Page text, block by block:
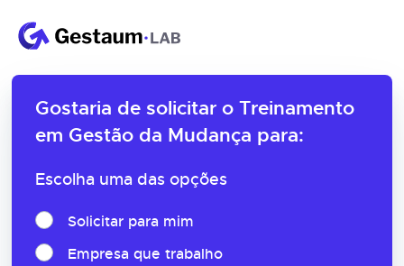
Gostaria de solicitar o Treinamento
em Gestão da Mudança para:
Escolha uma das opções
Solicitar para mim
Empresa que trabalho